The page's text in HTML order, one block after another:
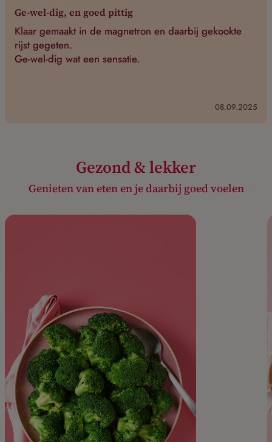
Ge-wel-dig, en goed pittig
Klaar gemaakt in de magnetron en daarbij gekookte
rijst gegeten.
Ge-wel-dig wat een sensatie.
08.09.2025
Gezond & lekker
Genieten van eten en je daarbij goed voelen